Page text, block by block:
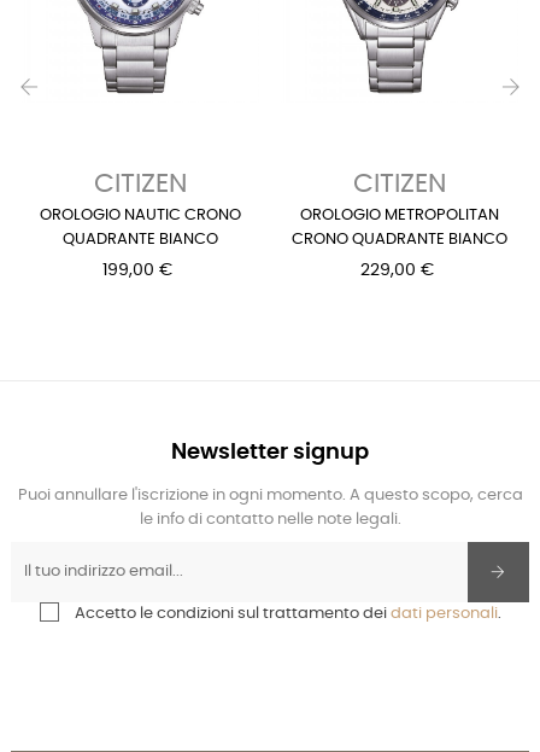
CITIZEN
OROLOGIO NAUTIC CRONO
QUADRANTE BIANCO
199,00 €
CITIZEN
OROLOGIO METROPOLITAN
CRONO QUADRANTE BIANCO
229,00 €
Newsletter signup
Puoi annullare l'iscrizione in ogni momento. A questo scopo, cerca
le info di contatto nelle note legali.
Accetto le condizioni sul trattamento dei dati personali.